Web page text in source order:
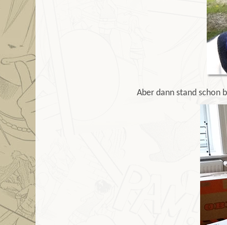
Aber dann stand schon